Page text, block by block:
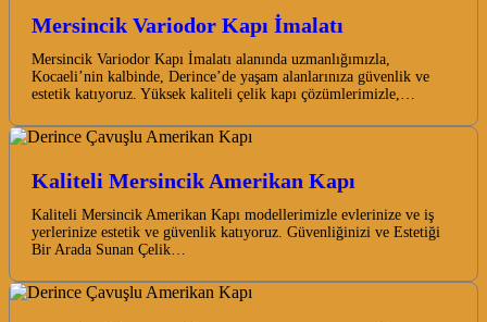
Mersincik Variodor Kapı İmalatı
Mersincik Variodor Kapı İmalatı alanında uzmanlığımızla,
Kocaeli’nin kalbinde, Derince’de yaşam alanlarınıza güvenlik ve
estetik katıyoruz. Yüksek kaliteli çelik kapı çözümlerimizle,…
Kaliteli Mersincik Amerikan Kapı
Kaliteli Mersincik Amerikan Kapı modellerimizle evlerinize ve iş
yerlerinize estetik ve güvenlik katıyoruz. Güvenliğinizi ve Estetiği
Bir Arada Sunan Çelik…